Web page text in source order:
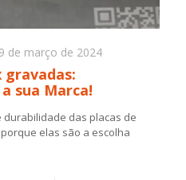
de março de 2024
gravadas:
sua Marca!
das placas de
elas são a escolha